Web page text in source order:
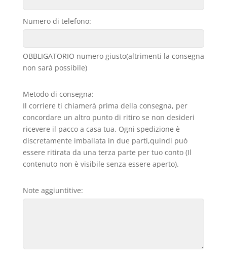
Numero di telefono:
OBBLIGATORIO numero giusto(altrimenti la consegna
non sarà possibile)
Metodo di consegna:
Il corriere ti chiamerà prima della consegna, per
concordare un altro punto di ritiro se non desideri
ricevere il pacco a casa tua. Ogni spedizione è
discretamente imballata in due parti,quindi può
essere ritirata da una terza parte per tuo conto (Il
contenuto non è visibile senza essere aperto).
Note aggiuntitive: